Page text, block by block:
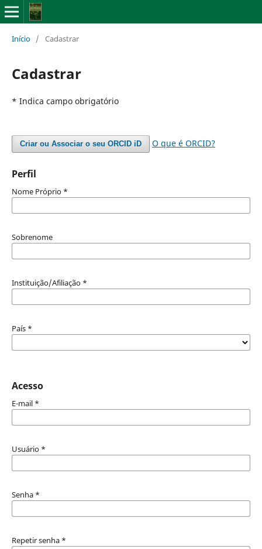
Início / Cadastrar
Cadastrar
* Indica campo obrigatório
Criar ou Associar o seu ORCID iD O que é ORCID?
Perfil
Nome Próprio *
Sobrenome
Instituição/Afiliação *
País *
Acesso
E-mail *
Usuário *
Senha *
Repetir senha *